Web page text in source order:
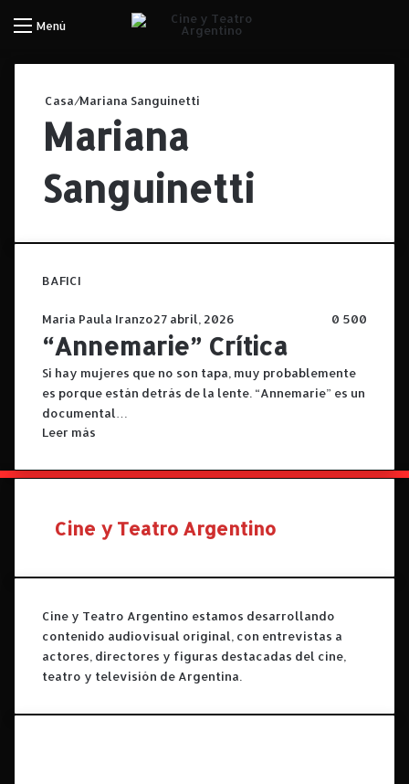
Menú Iniciar Sesión
Casa/Mariana Sanguinetti
Mariana
Sanguinetti
BAFICI
Maria Paula Iranzo27 abril, 2026 0 500
“Annemarie” Crítica
Si hay mujeres que no son tapa, muy probablemente
es porque están detrás de la lente. “Annemarie” es un
documental…
Leer más
Cine y Teatro Argentino
Cine y Teatro Argentino estamos desarrollando
contenido audiovisual original, con entrevistas a
actores, directores y figuras destacadas del cine,
teatro y televisión de Argentina.